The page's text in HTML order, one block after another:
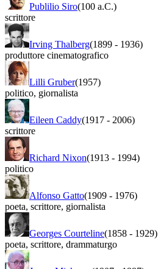
Publilio Siro(100 a.C.)
scrittore
Irving Thalberg(1899 - 1936)
produttore cinematografico
Lilli Gruber(1957)
politico, giornalista
Eileen Caddy(1917 - 2006)
scrittore
Richard Nixon(1913 - 1994)
politico
Alfonso Gatto(1909 - 1976)
poeta, scrittore, giornalista
Georges Courteline(1858 - 1929)
poeta, scrittore, drammaturgo